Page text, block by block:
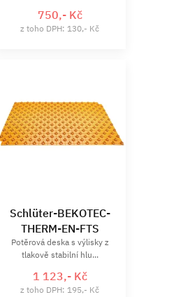
750,- Kč
z toho DPH: 130,- Kč
Schlüter-BEKOTEC-
THERM-EN-FTS
Potěrová deska s výlisky z
tlakově stabilní hlu...
1 123,- Kč
z toho DPH: 195,- Kč